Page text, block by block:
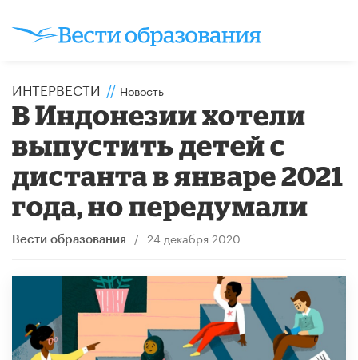
ИНТЕРВЕСТИ // Новость
В Индонезии хотели
выпустить детей с
дистанта в январе 2021
года, но передумали
Вести образования / 24 декабря 2020